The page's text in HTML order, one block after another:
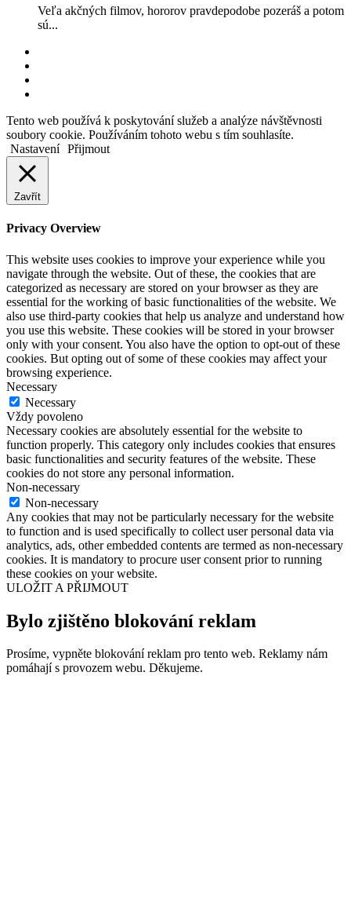
Veľa akčných filmov, hororov pravdepodobe pozeráš a potom
sú...
Back
to
top
button
Tento web používá k poskytování služeb a analýze návštěvnosti
soubory cookie. Používáním tohoto webu s tím souhlasíte.
Nastavení Přijmout
Zavřít
Privacy Overview
This website uses cookies to improve your experience while you
navigate through the website. Out of these, the cookies that are
categorized as necessary are stored on your browser as they are
essential for the working of basic functionalities of the website. We
also use third-party cookies that help us analyze and understand how
you use this website. These cookies will be stored in your browser
only with your consent. You also have the option to opt-out of these
cookies. But opting out of some of these cookies may affect your
browsing experience.
Necessary
Necessary
Vždy povoleno
Necessary cookies are absolutely essential for the website to
function properly. This category only includes cookies that ensures
basic functionalities and security features of the website. These
cookies do not store any personal information.
Non-necessary
Non-necessary
Any cookies that may not be particularly necessary for the website
to function and is used specifically to collect user personal data via
analytics, ads, other embedded contents are termed as non-necessary
cookies. It is mandatory to procure user consent prior to running
these cookies on your website.
ULOŽIT A PŘIJMOUT
Bylo zjištěno blokování reklam
Prosíme, vypněte blokování reklam pro tento web. Reklamy nám
pomáhají s provozem webu. Děkujeme.